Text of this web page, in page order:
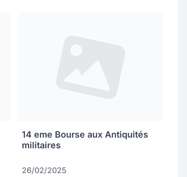
14 eme Bourse aux Antiquités
militaires
26/02/2025